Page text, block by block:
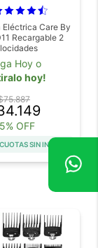
Eléctrica Care By
Recargable 2
Hoy o
hoy!
OFF
SIN INTERÉS